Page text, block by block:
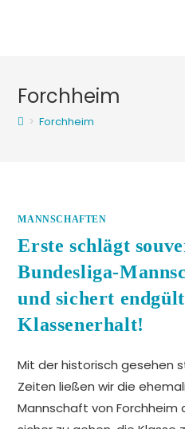
Forchheim
> Forchheim
MANNSCHAFTEN
Erste schlägt
Bundesliga-
und sichert
Klassenerhalt!
Mit der historisch gesehen
Zeiten ließen wir die
Mannschaft von Forchheim